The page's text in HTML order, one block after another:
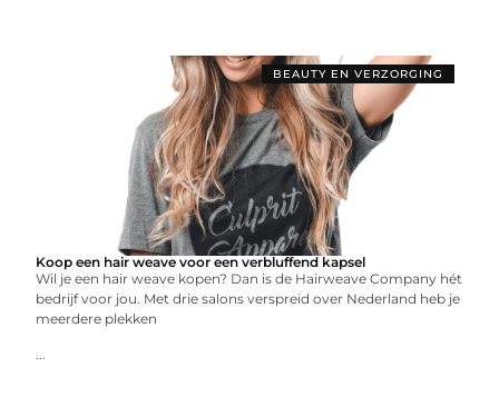
BEAUTY EN VERZORGING
Koop een hair weave voor een verbluffend kapsel
Wil je een hair weave kopen? Dan is de Hairweave Company hét
bedrijf voor jou. Met drie salons verspreid over Nederland heb je
meerdere plekken
...